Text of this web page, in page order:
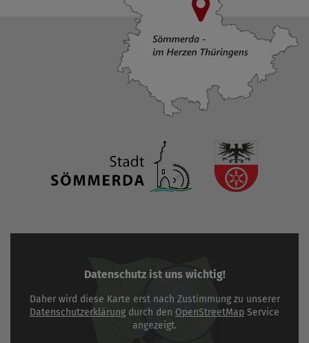
Datenschutz ist uns wichtig!
Daher wird diese Karte erst nach Zustimmung zu unserer
Datenschutzerklärung durch den OpenStreetMap Service
angezeigt.